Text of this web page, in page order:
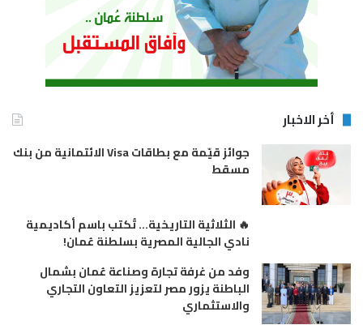
أخر الاخبار
جوائز قيّمة مع بطاقات Visa الائتمانية من بنك
مسقط
🔥 الثلاثية التاريخية… تُكتب باسم أكاديمية
نادي الجالية المصرية بسلطنة عُمان!
وفد من غرفة تجارة وصناعة عُمان بشمال
الباطنة يزور مصر لتعزيز التعاون التجاري
والاستثماري